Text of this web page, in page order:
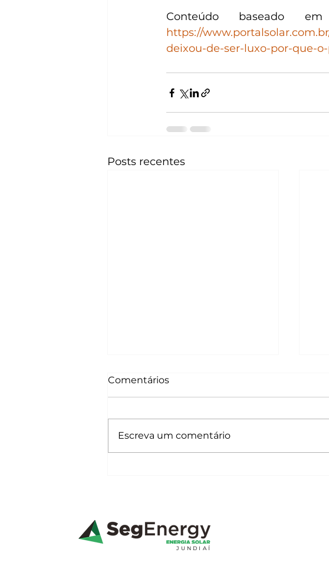
https://
deixou-de-ser-luxo-por-que-
Posts recentes
Comentários
Escreva um comentário
JUNDIAÍ